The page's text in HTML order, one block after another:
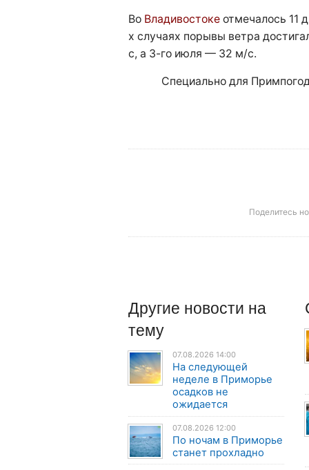
Во Владивостоке отмечалось 11
х случаях порывы ветра
с, а 3-го июля — 32 м/с.
Специально для
Поделитесь
Другие новости на
тему
07.08.2026 14:00
На следующей
неделе в Приморье
осадков не
ожидается
07.08.2026 12:00
По ночам в Приморье
станет прохладно